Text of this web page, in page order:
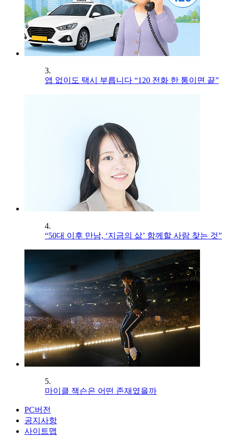
3.
앱 없이도 택시 부릅니다 “120 전화 한 통이면 끝”
4.
“50대 이후 만남, ‘지금의 삶’ 함께할 사람 찾는 것”
5.
마이클 잭슨은 어떤 존재였을까
PC버전
공지사항
사이트맵